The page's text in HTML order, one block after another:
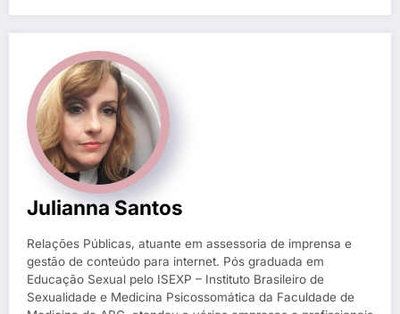
Julianna Santos
Relações Públicas, atuante em assessoria de imprensa e
gestão de conteúdo para internet. Pós graduada em
Educação Sexual pelo ISEXP – Instituto Brasileiro de
Sexualidade e Medicina Psicossomática da Faculdade de